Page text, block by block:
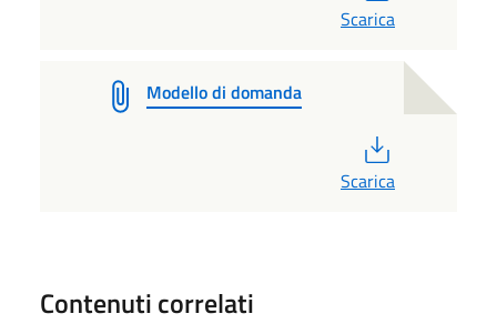
Scarica
Modello di domanda
Scarica
Contenuti correlati